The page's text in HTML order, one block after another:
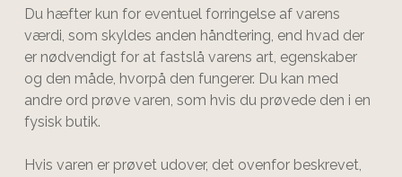
Du hæfter kun for eventuel forringelse af varens
værdi, som skyldes anden håndtering, end hvad der
er nødvendigt for at fastslå varens art, egenskaber
og den måde, hvorpå den fungerer. Du kan med
andre ord prøve varen, som hvis du prøvede den i en
fysisk butik.
Hvis varen er prøvet udover, det ovenfor beskrevet,